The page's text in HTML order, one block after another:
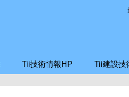
Tii技術情報HP Tii建設技